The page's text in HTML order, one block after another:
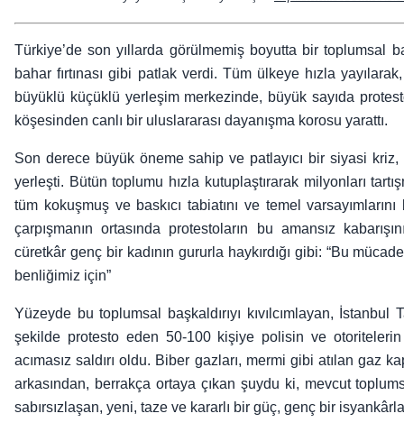
Türkiye’de son yıllarda görülmemiş boyutta bir toplumsal
bahar fırtınası gibi patlak verdi. Tüm ülkeye hızla
büyüklü küçüklü yerleşim merkezinde, büyük sayıda
köşesinden canlı bir uluslararası dayanışma korosu yarattı.
Son derece büyük öneme sahip ve patlayıcı bir siyasi
yerleşti. Bütün toplumu hızla kutuplaştırarak milyonları
tüm kokuşmuş ve baskıcı tabiatını ve temel
çarpışmanın ortasında protestoların bu amansız
cüretkâr genç bir kadının gururla haykırdığı gibi: “Bu
benliğimiz için”
Yüzeyde bu toplumsal başkaldırıyı kıvılcımlayan, İstanbul
şekilde protesto eden 50-100 kişiye polisin ve otoritelerin
acımasız saldırı oldu. Biber gazları, mermi gibi atılan gaz
arkasından, berrakça ortaya çıkan şuydu ki, mevcut
sabırsızlaşan, yeni, taze ve kararlı bir güç, genç bir